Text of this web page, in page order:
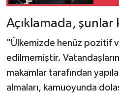
Açıklamada, şunlar
"Ülkemizde henüz pozitif
edilmemiştir.
makamlar tarafından
almaları, kamuoyunda